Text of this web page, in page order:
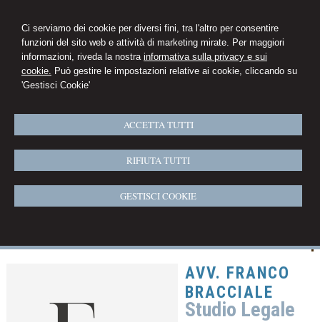
Ci serviamo dei cookie per diversi fini, tra l'altro per consentire
funzioni del sito web e attività di marketing mirate. Per maggiori
informazioni, riveda la nostra informativa sulla privacy e sui
cookie. Può gestire le impostazioni relative ai cookie, cliccando su
'Gestisci Cookie'
ACCETTA TUTTI
RIFIUTA TUTTI
GESTISCI COOKIE
AVV. FRANCO
BRACCIALE
Studio Legale